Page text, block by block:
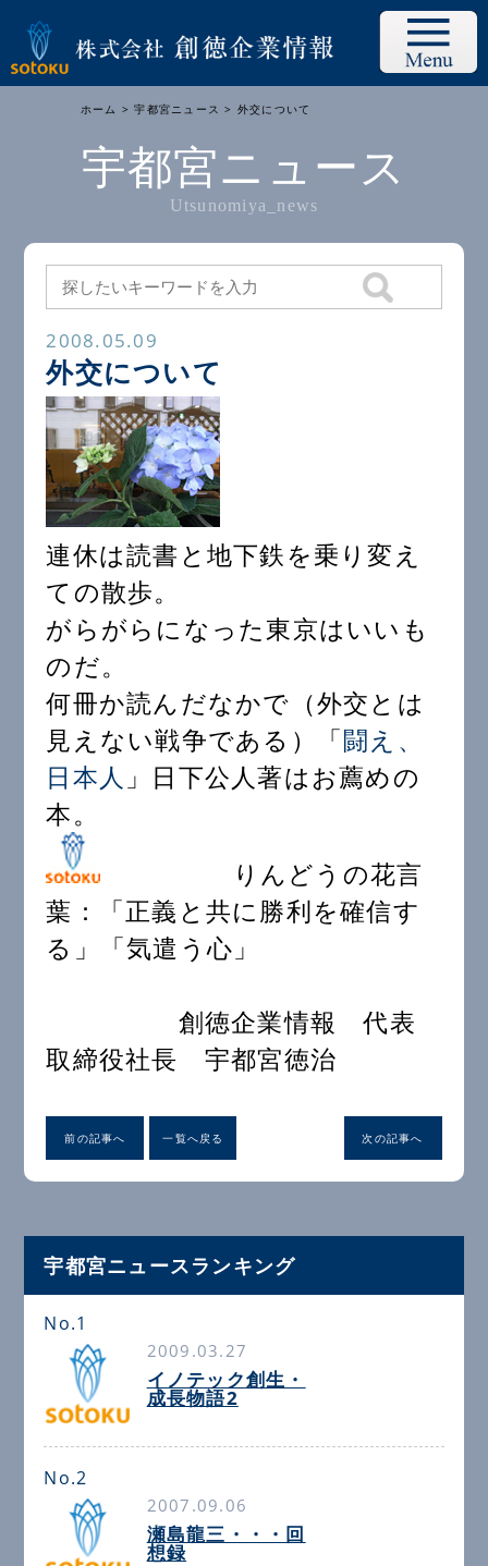
ホーム >宇都宮ニュース > 外交について
宇都宮ニュース
Utsunomiya_news
2008.05.09
外交について
連休は読書と地下鉄を乗り変え
ての散歩。
がらがらになった東京はいいも
のだ。
何冊か読んだなかで（外交とは
見えない戦争である）「闘え、
日本人 」日下公人著はお薦めの
本。
りんどうの花言
葉：「正義と共に勝利を確信す
る」「気遣う心」
創徳企業情報 代表
取締役社長 宇都宮徳治
前の記事へ 一覧へ戻る 次の記事へ
宇都宮ニュースランキング
No.1
2009.03.27
イノテック創生・
成長物語2
No.2
2007.09.06
瀬島龍三・・・回
想録